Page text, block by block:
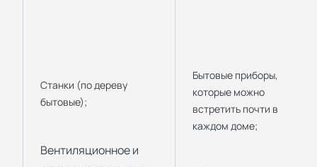
Станки (по дереву
бытовые);
Вентиляционное и
Бытовые приборы,
которые можно
встретить почти в
каждом доме;